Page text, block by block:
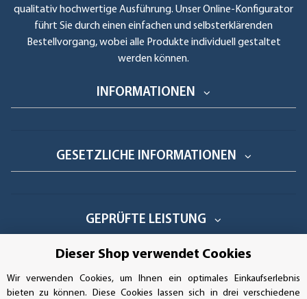
qualitativ hochwertige Ausführung. Unser Online-Konfigurator
führt Sie durch einen einfachen und selbsterklärenden
Bestellvorgang, wobei alle Produkte individuell gestaltet
werden können.
INFORMATIONEN
GESETZLICHE INFORMATIONEN
GEPRÜFTE LEISTUNG
AUFKLEBERDEALER STORE
Dieser Shop verwendet Cookies
Wir verwenden Cookies, um Ihnen ein optimales Einkaufserlebnis
bieten zu können. Diese Cookies lassen sich in drei verschiedene